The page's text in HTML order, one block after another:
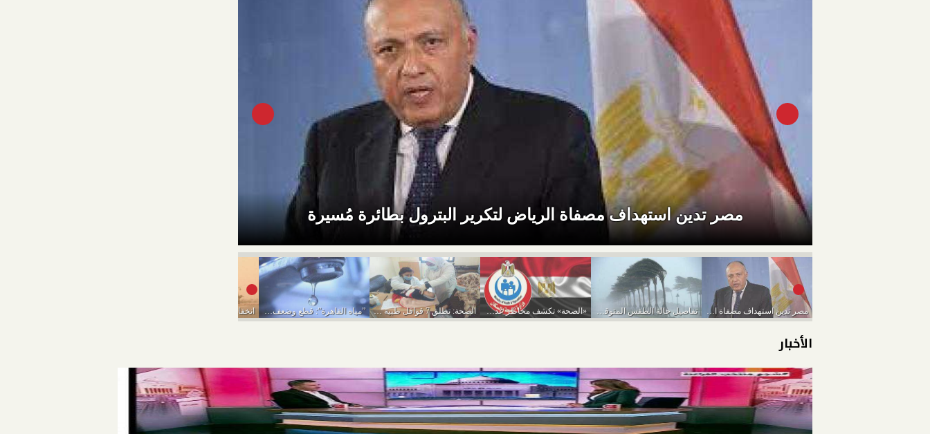
مصر تدين استهداف مصفاة الرياض لتكرير البترول بطائرة مُسيرة
مصر تدين استهداف مصفاة الرياض لتكرير البترول بطائرة... تفاصيل حالة الطقس المتوقعة من اليوم حتى الخميس... «الصحة» تكشف مخاطر عدم ضبط السكر يؤدي للاعتلال... الصحة: تطلق 7 قوافل طبية مجانية بمختلف المحافظات ”مياه القاهرة”: قطع وضعف المياه ببعض المناطق بالقاهرة...
الأخبار